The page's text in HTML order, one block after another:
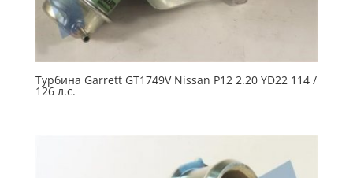
Турбина Garrett GT1749V Nissan P12 2.20 YD22 114 /
126 л.с.